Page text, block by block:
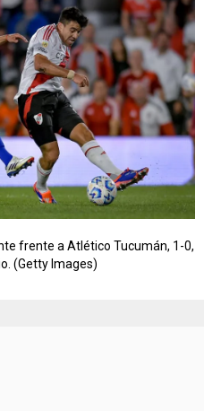
frente a Atlético Tucumán, 1-0,
(Getty Images)